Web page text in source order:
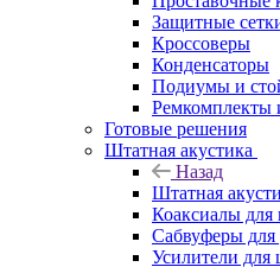
Защитные
Кроссоверы
Конденсаторы
Подиумы и
Ремкомплекты
Готовые решения
Штатная акустика
Назад
Штатная
Коаксиалы для
Сабвуферы для
Усилители для